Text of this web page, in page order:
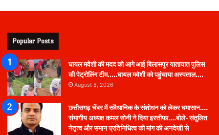
Popular Posts
घायल मवेशी की मदद को आगे आई बिलासपुर यातायात पुलिस
की पेट्रोलिंग टीम…..घायल मवेशी को पहुंचाया अस्पताल….
August 8, 2026
छत्तीसगढ़ चेंबर में संवैधानिक के संशोधन को लेकर घमासान….
संभागीय अध्यक्ष कमल सोनी ने दिया इस्तीफा….बोले- संतुलित
नेतृत्व और समान प्रतिनिधित्व की मांग की अनदेखी से